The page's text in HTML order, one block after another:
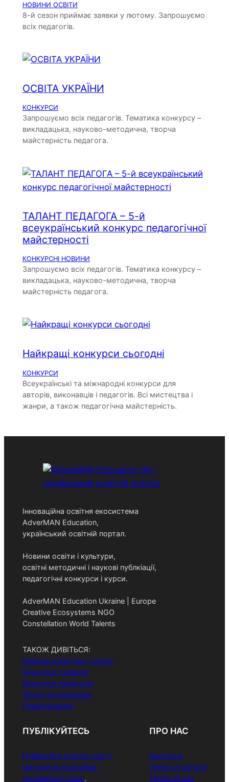
НОВИНИ ОСВІТИ
8-й сезон приймає заявки у лютому. Запрошуємо
всіх педагогів.
ОСВІТА УКРАЇНИ
КОНКУРСИ
Запрошуємо всіх педагогів. Тематика конкурсу –
викладацька, науково-методична, творча
майстерність педагога.
ТАЛАНТ ПЕДАГОГА – 5-й
всеукраїнський конкурс педагогічної
майстерності
КОНКУРСНІ НОВИНИ
Запрошуємо всіх педагогів. Тематика конкурсу –
викладацька, науково-методична, творча
майстерність педагога.
Найкращі конкурси сьогодні
КОНКУРСИ
Всеукраїнські та міжнародні конкурси для
авторів, виконавців і педагогів. Всі мистецтва і
жанри, а також педагогічна майстерність.
Інноваційна освітня екосистема
AdverMAN Education,
український освітній портал.
Новини освіти і культури,
освітні методичні і наукові публкіації,
педагогічні конкурси і курси.
AdverMAN Education Ukraine | Europe
Creative Ecosystems NGO
Constellation World Talents
ТАКОЖ ДИВІТЬСЯ:
Новини культури і освіти
Конкурси талантів
Конкурси педагогів
Творчі оголошення
Повідомлення
ПУБЛІКУЙТЕСЬ
Публікуйте освітні статті,
методичні розробки,
презентації тощо.
ПРО НАС
Контакти
Terms of service
Terms of use